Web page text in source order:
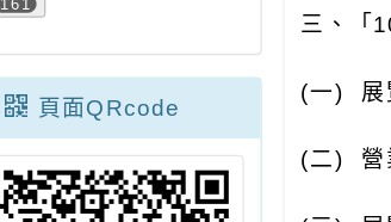
161
頁面QRcode
三、「
(一) 展
(二) 營